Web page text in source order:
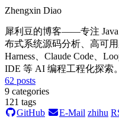
Zhengxin Diao
犀利豆的博客——专注 Java
布式系统源码分析、高可
Harness、Claude Code、
IDE 等 AI 编程工程化探索。
62 posts
9 categories
121 tags
GitHub
E-Mail zhihu